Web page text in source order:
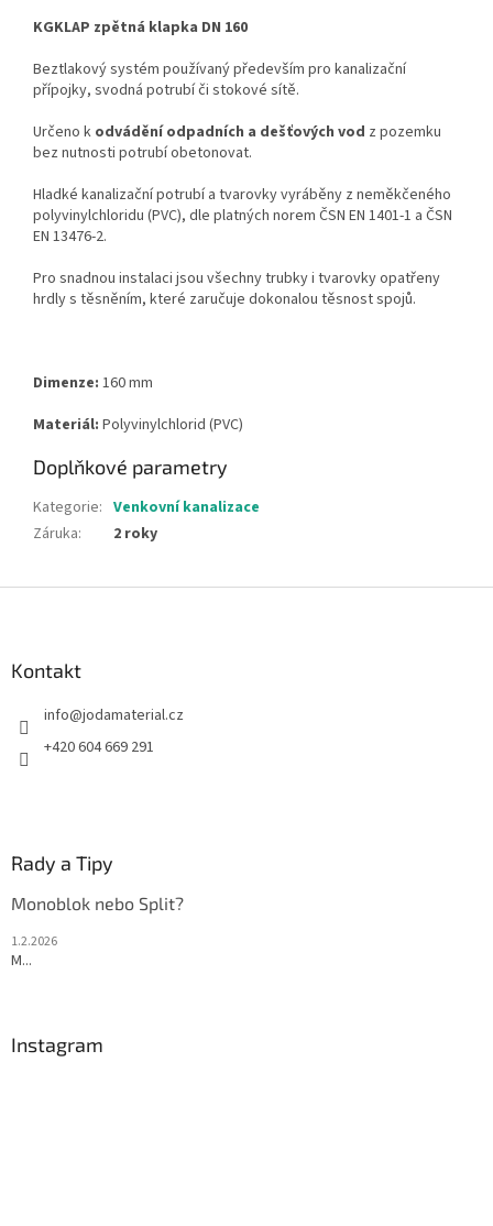
KGKLAP zpětná klapka DN 160
Beztlakový systém používaný především pro kanalizační
přípojky, svodná potrubí či stokové sítě.
Určeno k odvádění odpadních a dešťových vod z pozemku
bez nutnosti potrubí obetonovat.
Hladké kanalizační potrubí a tvarovky vyráběny z neměkčeného
polyvinylchloridu (PVC), dle platných norem ČSN EN 1401-1 a ČSN
EN 13476-2.
Pro snadnou instalaci jsou všechny trubky i tvarovky opatřeny
hrdly s těsněním, které zaručuje dokonalou těsnost spojů.
Dimenze: 160 mm
Materiál: Polyvinylchlorid (PVC)
Doplňkové parametry
Kategorie: Venkovní kanalizace
Záruka: 2 roky
Kontakt
info@jodamaterial.cz
+420 604 669 291
Rady a Tipy
Monoblok nebo Split?
1.2.2026
M...
Instagram